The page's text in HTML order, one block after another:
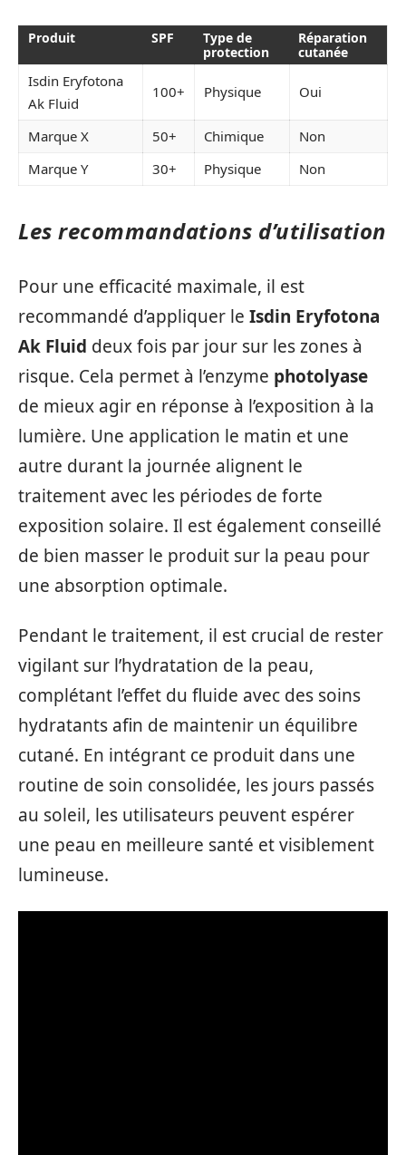
Produit SPF
Type de
protection
Réparation
cutanée
Isdin Eryfotona
Ak Fluid
100+ Physique Oui
Marque X 50+ Chimique
Non
Marque Y
30+ Physique Non
Les recommandations d’utilisation
Pour une efficacité maximale, il est
recommandé d’appliquer le Isdin Eryfotona
Ak Fluid deux fois par jour sur les zones à
risque. Cela permet à l’enzyme photolyase
de mieux agir en réponse à l’exposition à la
lumière. Une application le matin et une
autre durant la journée alignent le
traitement avec les périodes de forte
exposition solaire. Il est également conseillé
de bien masser le produit sur la peau pour
une absorption optimale.
Pendant le traitement, il est crucial de rester
vigilant sur l’hydratation de la peau,
complétant l’effet du fluide avec des soins
hydratants afin de maintenir un équilibre
cutané. En intégrant ce produit dans une
routine de soin consolidée, les jours passés
au soleil, les utilisateurs peuvent espérer
une peau en meilleure santé et visiblement
lumineuse.